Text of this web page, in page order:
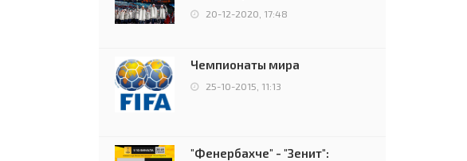
Европы и финал Лиги
чемпионов.
20-12-2020, 17:48
Чемпионаты мира
25-10-2015, 11:13
"Фенербахче" - "Зенит":